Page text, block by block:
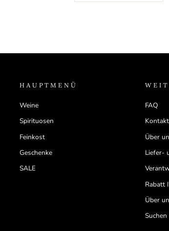
HAUPTMENÜ
Weine
Spirituosen
Feinkost
Geschenke
SALE
FAQ
Kontakt
Über
Liefer-
Rabatt
Über
Suchen